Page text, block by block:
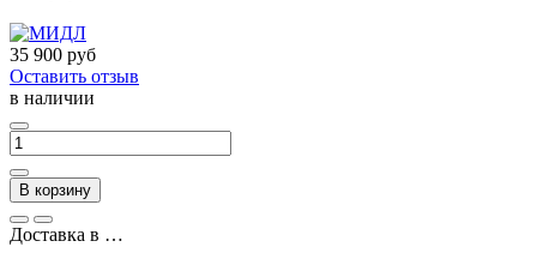
35 900 руб
Оставить отзыв
в наличии
В корзину
Доставка в …